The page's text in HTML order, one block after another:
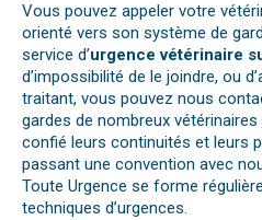
Vous pouvez appeler votre
orienté vers son système de
service d’urgence vétérinaire
d’impossibilité de le joindre, ou
traitant, vous pouvez nous
gardes de nombreux
confié leurs continuités et leurs
passant une convention avec
Toute Urgence se forme
techniques d’urgences.